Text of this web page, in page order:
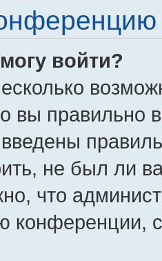
войти?
вы правильно
не был ли
что
конференции,